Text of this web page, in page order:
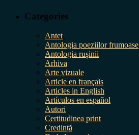
Categories
Antet
Antologia poeziilor frumoase
Antologia rușinii
Arhiva
Arte vizuale
Article en français
Articles in English
Artículos en español
Autori
Certitudinea print
Credință